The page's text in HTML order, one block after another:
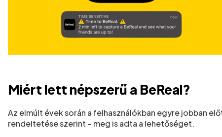
Miért lett népszerű a BeReal?
Az elmúlt évek során a felhasználókban egyre jobban
rendeltetése szerint – meg is adta a lehetőséget.